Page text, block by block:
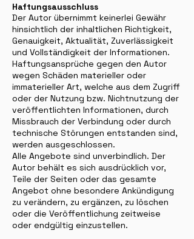
Haftungsausschluss
Der Autor übernimmt keinerlei Gewähr
hinsichtlich der inhaltlichen Richtigkeit,
Genauigkeit, Aktualität, Zuverlässigkeit
und Vollständigkeit der Informationen.
Haftungsansprüche gegen den Autor
wegen Schäden materieller oder
immaterieller Art, welche aus dem Zugriff
oder der Nutzung bzw. Nichtnutzung der
veröffentlichten Informationen, durch
Missbrauch der Verbindung oder durch
technische Störungen entstanden sind,
werden ausgeschlossen.
Alle Angebote sind unverbindlich. Der
Autor behält es sich ausdrücklich vor,
Teile der Seiten oder das gesamte
Angebot ohne besondere Ankündigung
zu verändern, zu ergänzen, zu löschen
oder die Veröffentlichung zeitweise
oder endgültig einzustellen.